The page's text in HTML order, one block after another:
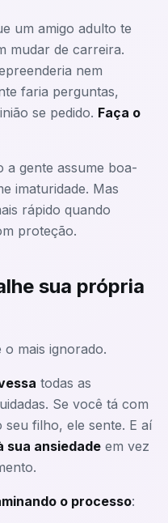
um amigo adulto te
mudar de carreira.
nem
faria perguntas,
se pedido. Faça o
a gente assume boa-
imaturidade. Mas
rápido quando
proteção.
sua própria
mais ignorado.
todas as
Se você tá com
filho, ele sente. E aí
sua ansiedade em vez
o processo: